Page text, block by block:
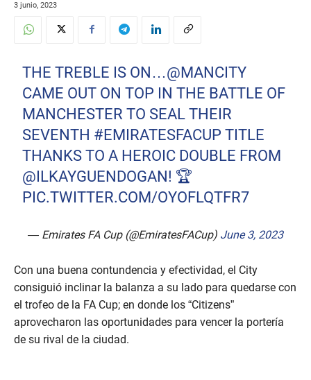
3 junio, 2023
THE TREBLE IS ON…@MANCITY
CAME OUT ON TOP IN THE BATTLE OF
MANCHESTER TO SEAL THEIR
SEVENTH #EMIRATESFACUP TITLE
THANKS TO A HEROIC DOUBLE FROM
@ILKAYGUENDOGAN ! 🏆
PIC.TWITTER.COM/OYOFLQTFR7
— Emirates FA Cup (@EmiratesFACup) June 3, 2023
Con una buena contundencia y efectividad, el City
consiguió inclinar la balanza a su lado para quedarse con
el trofeo de la FA Cup; en donde los “Citizens”
aprovecharon las oportunidades para vencer la portería
de su rival de la ciudad.